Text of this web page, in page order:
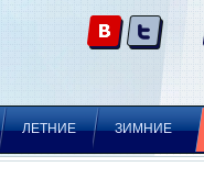
ЛЕТНИЕ ЗИМНИЕ